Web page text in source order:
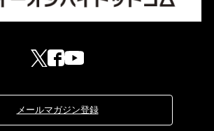
メールマガジン登録